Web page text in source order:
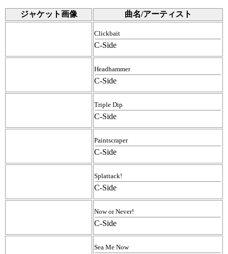
ジャケット画像 曲名/アーティスト
Clickbait
C-Side
Headhammer
C-Side
Triple Dip
C-Side
Paintscraper
C-Side
Splattack!
C-Side
Now or Never!
C-Side
Sea Me Now